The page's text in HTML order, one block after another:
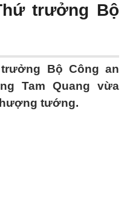
trưởng Bộ
Bộ Công an
Tam Quang vừa
tướng.